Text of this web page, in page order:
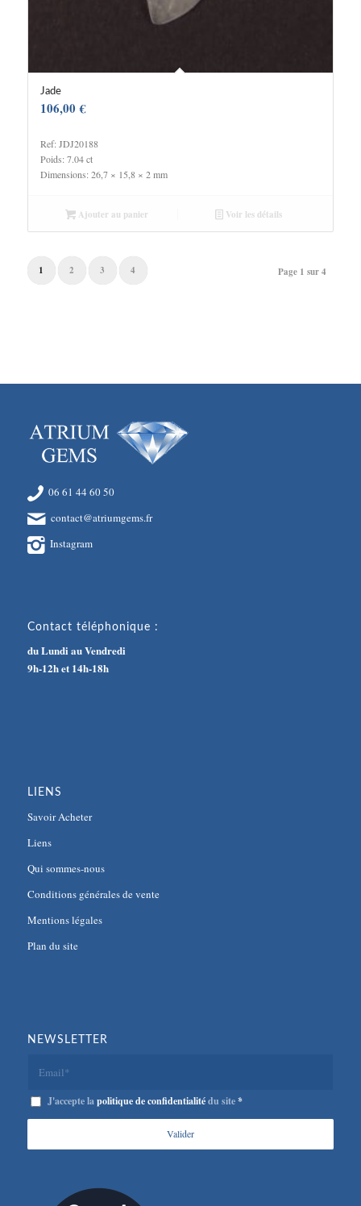
Jade
106,00€
Ref: JDJ20188
Poids: 7.04 ct
Dimensions: 26,7 × 15,8 × 2 mm
Ajouter au panier Voir les détails
Page 1 sur 4
1 2 3 4
06 61 44 60 50
contact@atriumgems.fr
Instagram
Contact téléphonique :
du Lundi au Vendredi
9h-12h et 14h-18h
LIENS
Savoir Acheter
Liens
Qui sommes-nous
Conditions générales de vente
Mentions légales
Plan du site
NEWSLETTER
J'accepte lapolitique de confidentialitédu site*